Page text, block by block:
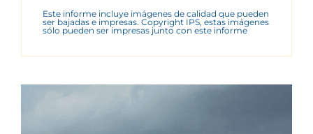
Este informe incluye imágenes de calidad que pueden
ser bajadas e impresas. Copyright IPS, estas imágenes
sólo pueden ser impresas junto con este informe